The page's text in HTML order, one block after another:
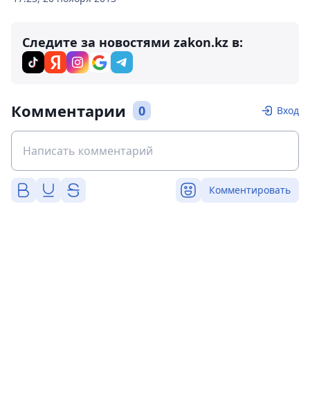
Следите за новостями zakon.kz в:
Комментарии 0 Вход
Комментировать